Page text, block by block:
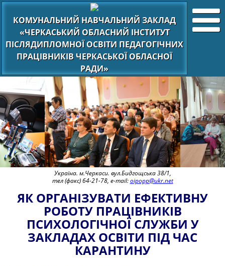
КОМУНАЛЬНИЙ НАВЧАЛЬНИЙ ЗАКЛАД
«ЧЕРКАСЬКИЙ ОБЛАСНИЙ ІНСТИТУТ
ПІСЛЯДИПЛОМНОЇ ОСВІТИ ПЕДАГОГІЧНИХ
ПРАЦІВНИКІВ ЧЕРКАСЬКОЇ ОБЛАСНОЇ
РАДИ»
Україна. м.Черкаси. вул.Бидгощська 38/1,
тел (факс) 64-21-78, e-mail:oipopp@ukr.net
ЯК ОРГАНІЗУВАТИ ЕФЕКТИВНУ
РОБОТУ ПРАЦІВНИКІВ
ПСИХОЛОГІЧНОЇ СЛУЖБИ У
ЗАКЛАДАХ ОСВІТИ ПІД ЧАС
КАРАНТИНУ